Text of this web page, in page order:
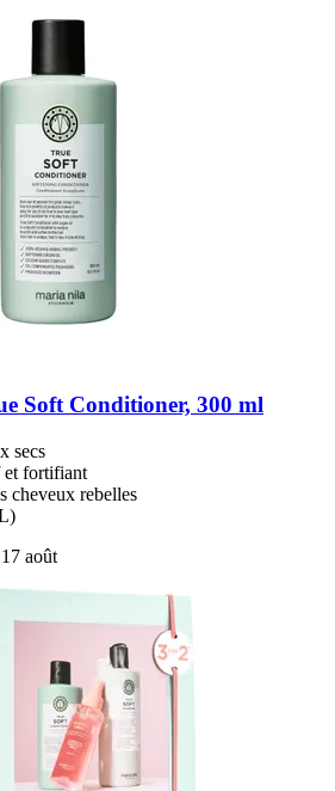
Soft Conditioner, 300 ml
secs
et fortifiant
cheveux rebelles
août